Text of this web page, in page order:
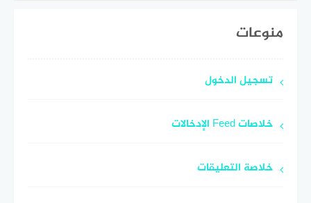
منوعات
تسجيل الدخول
خلاصات Feed الإدخالات
خلاصة التعليقات